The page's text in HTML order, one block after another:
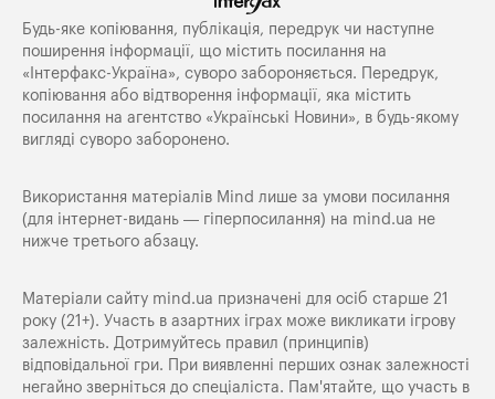
Будь-яке копiювання, публiкацiя, передрук чи наступне
поширення iнформацiї, що мiстить посилання на
«Iнтерфакс-Україна», суворо забороняється. Передрук,
копіювання або відтворення інформації, яка містить
посилання на агентство «Українські Новини», в будь-якому
вигляді суворо заборонено.
Використання матеріалів Mind лише за умови посилання
(для інтернет-видань — гіперпосилання) на mind.ua не
нижче третього абзацу.
Матеріали сайту mind.ua призначені для осіб старше 21
року (21+). Участь в азартних іграх може викликати ігрову
залежність. Дотримуйтесь правил (принципів)
відповідальної гри. При виявленні перших ознак залежності
негайно зверніться до спеціаліста. Пам'ятайте, що участь в